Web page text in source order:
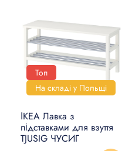
САНТЕХНІКА
ПРАННЯ ТА ПРИБИРАННЯ
DIY В ДОМАШНІХ УМОВАХ
РОЗУМНИЙ БУДИНОК
КИЛИМИ, ЦИНОВКИ ТА
ПІДЛОГИ
Топ
На складі у Польщі
ІКЕА Лавка з
підставками для взуття
TJUSIG ЧУСИГ